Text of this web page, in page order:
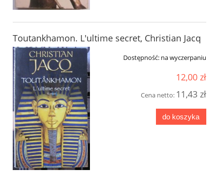
Toutankhamon. L'ultime secret, Christian Jacq
Dostępność: na wyczerpaniu
12,00 zł
Cena netto: 11,43 zł
do koszyka